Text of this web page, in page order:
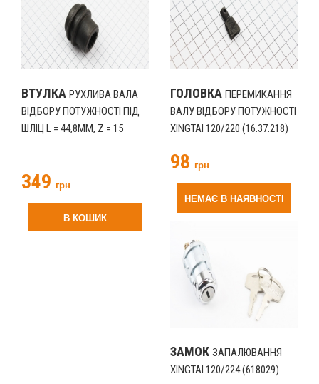
ВТУЛКА РУХЛИВА ВАЛА
ВІДБОРУ ПОТУЖНОСТІ ПІД
ШЛІЦ L = 44,8ММ, Z = 15
349 грн
В КОШИК
ГОЛОВКА ПЕРЕМИКАННЯ
ВАЛУ ВІДБОРУ ПОТУЖНОСТІ
XINGTAI 120/220 (16.37.218)
98 грн
НЕМАЄ В НАЯВНОСТІ
ЗАМОК ЗАПАЛЮВАННЯ
XINGTAI 120/224 (618029)